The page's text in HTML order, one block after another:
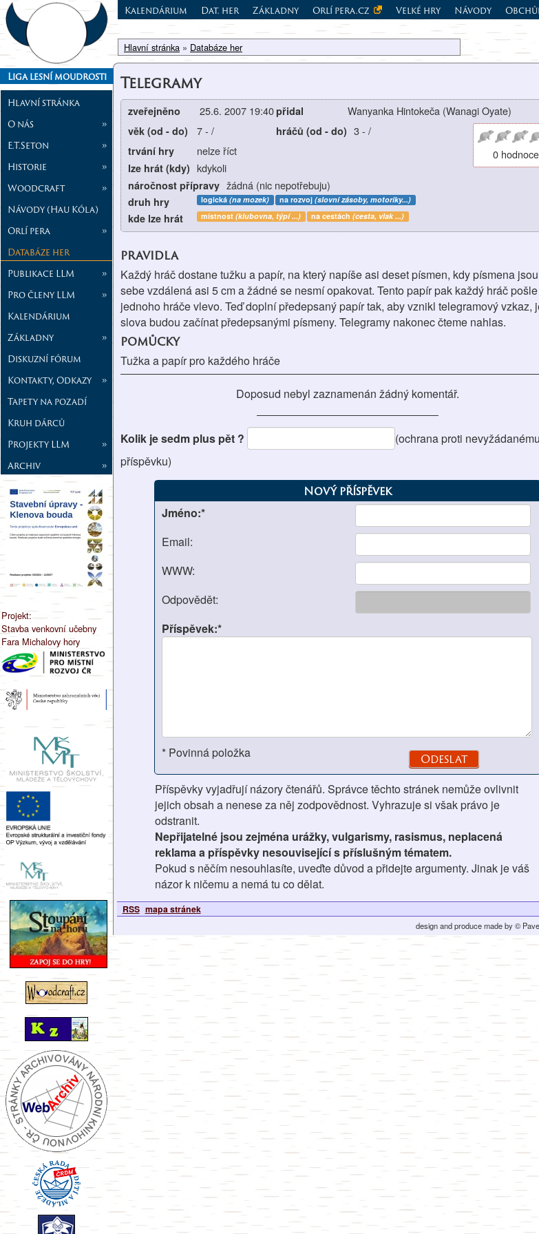
Liga lesní moudrosti
Hlavní stránka
O nás
»
E.T.Seton
»
Historie
»
Woodcraft
»
Návody (Hau Kóla)
Orlí pera
»
Databáze her
Publikace LLM
»
Pro členy LLM
»
Kalendárium
Základny
»
Diskuzní fórum
Kontakty, Odkazy
»
Tapety na pozadí
Kruh dárců
Projekty LLM
»
Archiv
»
Projekt:
Stavba venkovní učebny
Fara Michalovy hory
Kalendárium Dat. her Základny Orlí pera.cz Velké hry Návody
Hlavní stránka » Databáze her
Telegramy
zveřejněno 25.6. 2007 19:40přidal Wanyanka Hintokeča (Wanagi Oyate)
0
věk (od - do) 7- / hráčů (od - do) 3- /
trvání hry nelze říct
lze hrát (kdy) kdykoli
náročnost přípravy žádná (nic nepotřebuju)
druh hry logická(na mozek) na rozvoj(slovní zásoby, motoriky...)
kde lze hrát místnost(klubovna, týpí ...) na cestách(cesta, vlak ...)
pravidla
Každý hráč dostane tužku a papír, na který napíše asi deset písmen, kdy písmena
sebe vzdálená asi 5 cm a žádné se nesmí opakovat. Tento papír pak každý hráč
jednoho hráče vlevo. Teď doplní předepsaný papír tak, aby vznikl telegramový vzkaz,
slova budou začínat předepsanými písmeny. Telegramy nakonec čteme nahlas.
pomůcky
Tužka a papír pro každého hráče
Doposud nebyl zaznamenán žádný komentář.
Kolik je sedm plus pět ?
(ochrana proti nevyžádanému
příspěvku)
Nový příspěvek
Jméno:*
Email:
WWW:
Odpovědět:
Příspěvek:*
* Povinná položka
Příspěvky vyjadřují názory čtenářů. Správce těchto stránek nemůže ovlivnit
jejich obsah a nenese za něj zodpovědnost. Vyhrazuje si však právo je
odstranit.
Nepřijatelné jsou zejména urážky, vulgarismy, rasismus, neplacená
reklama a příspěvky nesouvisející s příslušným tématem.
Pokud s něčím nesouhlasíte, uveďte důvod a přidejte argumenty. Jinak je váš
názor k ničemu a nemá tu co dělat.
RSS mapa stránek
design and produce made by ©